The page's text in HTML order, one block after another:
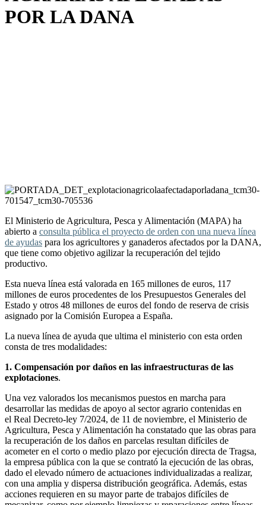
POR LA DANA
El Ministerio de Agricultura, Pesca y Alimentación (MAPA) ha
abierto a consulta pública el proyecto de orden con una nueva línea
de ayudas para los agricultores y ganaderos afectados por la DANA,
que tiene como objetivo agilizar la recuperación del tejido
productivo.
Esta nueva línea está valorada en 165 millones de euros, 117
millones de euros procedentes de los Presupuestos Generales del
Estado y otros 48 millones de euros del fondo de reserva de crisis
asignado por la Comisión Europea a España.
La nueva línea de ayuda que ultima el ministerio con esta orden
consta de tres modalidades:
1. Compensación por daños en las infraestructuras de las
explotaciones.
Una vez valorados los mecanismos puestos en marcha para
desarrollar las medidas de apoyo al sector agrario contenidas en
el Real Decreto-ley 7/2024, de 11 de noviembre, el Ministerio de
Agricultura, Pesca y Alimentación ha constatado que las obras para
la recuperación de los daños en parcelas resultan difíciles de
acometer en el corto o medio plazo por ejecución directa de Tragsa,
la empresa pública con la que se contrató la ejecución de las obras,
dado el elevado número de actuaciones individualizadas a realizar,
con una amplia y dispersa distribución geográfica. Además, estas
acciones requieren en su mayor parte de trabajos difíciles de